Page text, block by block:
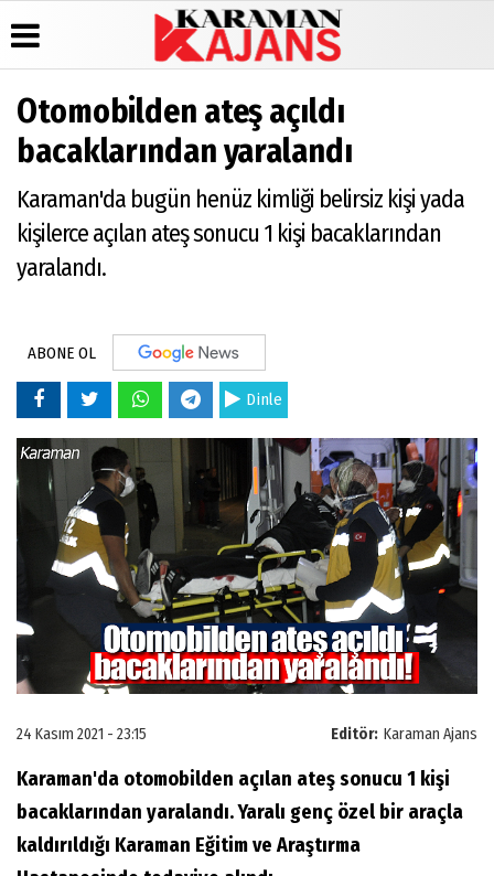
Üye Paneli
Haber
Haberleri
Hava
Durumu
Gazete
Manşetleri
Anketler
Köşe
Yazarları
Video
Galeri
Foto
Çerez
Politikası
Gizlilik
Otomobilden ateş açıldı
bacaklarından yaralandı
Karaman'da bugün henüz kimliği belirsiz kişi yada
kişilerce açılan ateş sonucu 1 kişi bacaklarından
yaralandı.
ABONE OL
Dinle
Editör: Karaman Ajans
24 Kasım 2021 - 23:15
Karaman'da otomobilden açılan ateş sonucu 1 kişi
bacaklarından yaralandı. Yaralı genç özel bir araçla
kaldırıldığı Karaman Eğitim ve Araştırma